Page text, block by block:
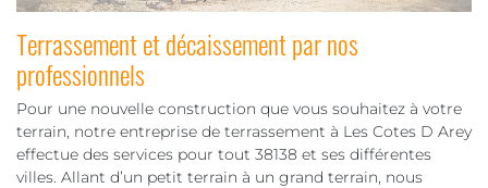
Terrassement et décaissement par nos
professionnels
Pour une nouvelle construction que vous souhaitez à votre
terrain, notre entreprise de terrassement à Les Cotes D Arey
effectue des services pour tout 38138 et ses différentes
villes. Allant d’un petit terrain à un grand terrain, nous